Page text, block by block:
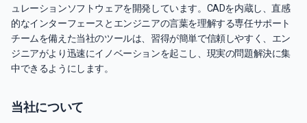
ュレーションソフトウェアを開発しています。CADを内蔵し、直感
的なインターフェースとエンジニアの言葉を理解する専任サポート
チームを備えた当社のツールは、習得が簡単で信頼しやすく、エン
ジニアがより迅速にイノベーションを起こし、現実の問題解決に集
中できるようにします。
当社について